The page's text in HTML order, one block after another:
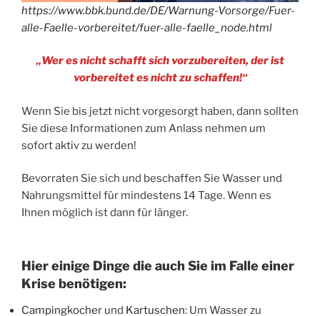
https://www.bbk.bund.de/DE/Warnung-Vorsorge/Fuer-
alle-Faelle-vorbereitet/fuer-alle-faelle_node.html
„Wer es nicht schafft sich vorzubereiten, der ist
vorbereitet es nicht zu schaffen!“
Wenn Sie bis jetzt nicht vorgesorgt haben, dann sollten
Sie diese Informationen zum Anlass nehmen um
sofort aktiv zu werden!
Bevorraten Sie sich und beschaffen Sie Wasser und
Nahrungsmittel für mindestens 14 Tage. Wenn es
Ihnen möglich ist dann für länger.
Hier einige Dinge die auch Sie im Falle einer
Krise benötigen:
Campingkocher und Kartuschen: Um Wasser zu